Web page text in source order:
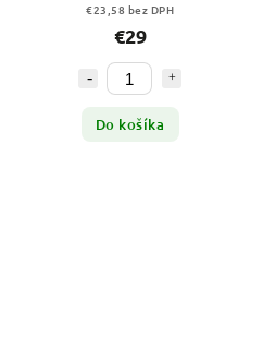
€23,58 bez DPH
€29
Do košíka